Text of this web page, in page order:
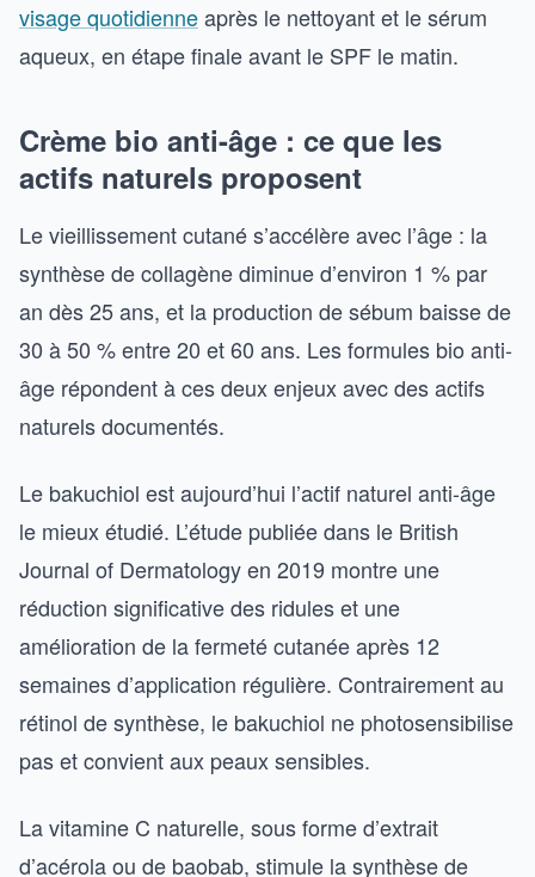
visage quotidienneaprès le nettoyant et le sérum
aqueux, en étape finale avant le SPF le matin.
Crème bio anti-âge : ce que les
actifs naturels proposent
Le vieillissement cutané s’accélère avec l’âge : la
synthèse de collagène diminue d’environ 1 % par
an dès 25 ans, et la production de sébum baisse de
30 à 50 % entre 20 et 60 ans. Les formules bio anti-
âge répondent à ces deux enjeux avec des actifs
naturels documentés.
Le bakuchiol est aujourd’hui l’actif naturel anti-âge
le mieux étudié. L’étude publiée dans le British
Journal of Dermatology en 2019 montre une
réduction significative des ridules et une
amélioration de la fermeté cutanée après 12
semaines d’application régulière. Contrairement au
rétinol de synthèse, le bakuchiol ne photosensibilise
pas et convient aux peaux sensibles.
La vitamine C naturelle, sous forme d’extrait
d’acérola ou de baobab, stimule la synthèse de